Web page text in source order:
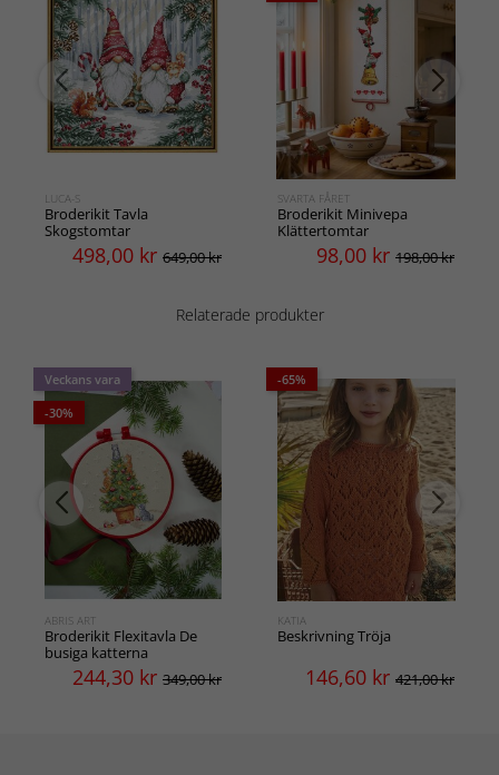
LUCA-S
Broderikit Tavla
Skogstomtar
498,00 kr 649,00 kr
SVARTA FÅRET
Broderikit Minivepa
Klättertomtar
98,00 kr 198,00 kr
Relaterade produkter
Veckans vara
-30%
ABRIS ART
Broderikit Flexitavla De
busiga katterna
244,30 kr 349,00 kr
-65%
KATIA
Beskrivning Tröja
146,60 kr 421,00 kr